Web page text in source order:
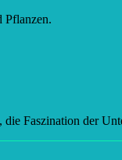
Faszination der